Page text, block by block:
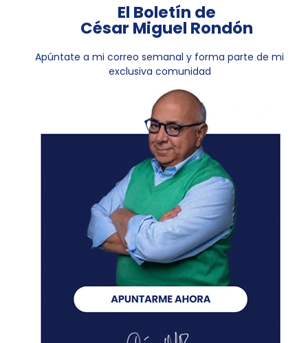
El Boletín de
César Miguel Rondón
Apúntate a mi correo semanal y forma parte de mi
exclusiva comunidad